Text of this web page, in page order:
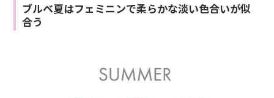
ブルベ夏はフェミニンで柔らかな淡い色合いが似
合う